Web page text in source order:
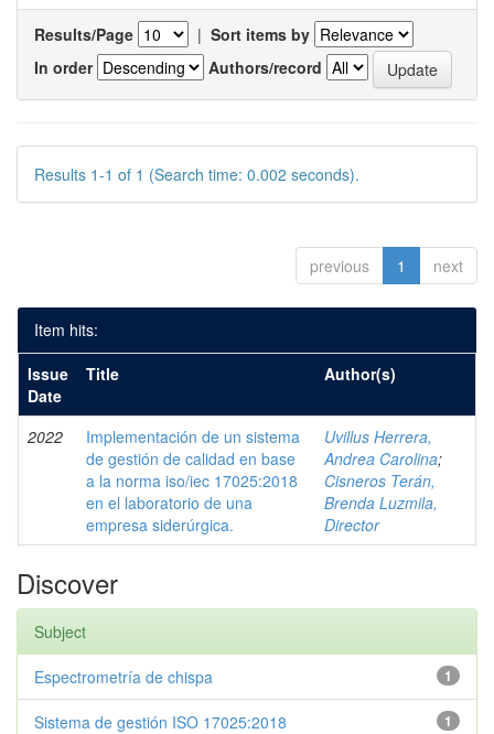
Results/Page | Sort items by
In order
Authors/record
Results 1-1 of 1 (Search time: 0.002 seconds).
previous 1 next
Item hits:
Issue
Date
Title Author(s)
2022
Implementación de un sistema
de gestión de calidad en base
a la norma iso/iec 17025:2018
en el laboratorio de una
empresa siderúrgica.
Uvillus Herrera,
Andrea Carolina;
Cisneros Terán,
Brenda Luzmila,
Director
Discover
Subject
1
Espectrometría de chispa
1
Sistema de gestión ISO 17025:2018